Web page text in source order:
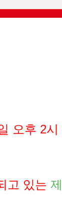
오후 2
고 있는